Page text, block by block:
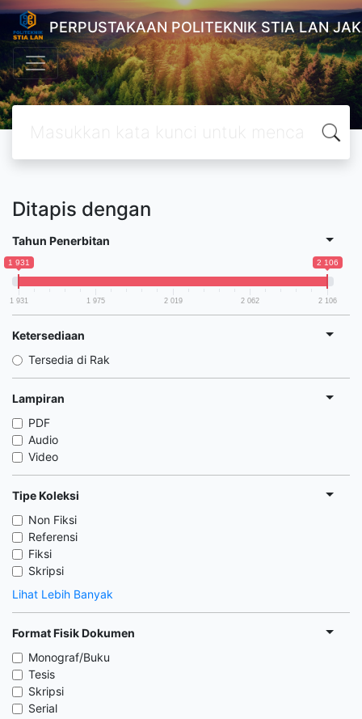
PERPUSTAKAAN POLITEKNIK STIA LAN
Ditapis dengan
Tahun Penerbitan
1 931 2 106
1 931 1 975 2 019 2 062 2 106
Ketersediaan
Tersedia di Rak
Lampiran
PDF
Audio
Video
Tipe Koleksi
Non Fiksi
Referensi
Fiksi
Skripsi
Lihat Lebih Banyak
Format Fisik Dokumen
Monograf/Buku
Tesis
Skripsi
Serial